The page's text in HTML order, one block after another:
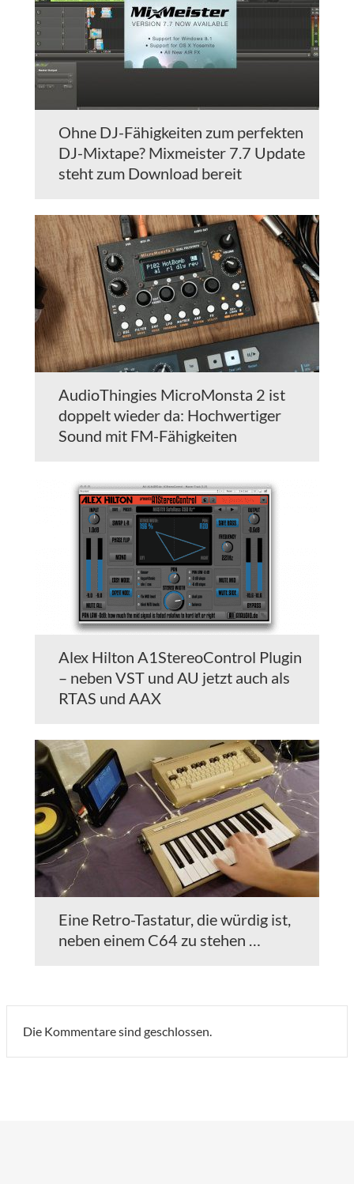
Ohne DJ-Fähigkeiten zum perfekten
DJ-Mixtape? Mixmeister 7.7 Update
steht zum Download bereit
AudioThingies MicroMonsta 2 ist
doppelt wieder da: Hochwertiger
Sound mit FM-Fähigkeiten
Alex Hilton A1StereoControl Plugin
– neben VST und AU jetzt auch als
RTAS und AAX
Eine Retro-Tastatur, die würdig ist,
neben einem C64 zu stehen …
Die Kommentare sind geschlossen.